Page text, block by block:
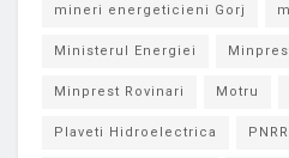
mineri energeticieni Gorj
Ministerul Energiei
Minprest Rovinari Motru
Plaveti Hidroelectrica